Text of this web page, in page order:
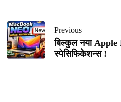
Previous
बिल्कुल नया Apple
स्पेसिफिकेशन्स !